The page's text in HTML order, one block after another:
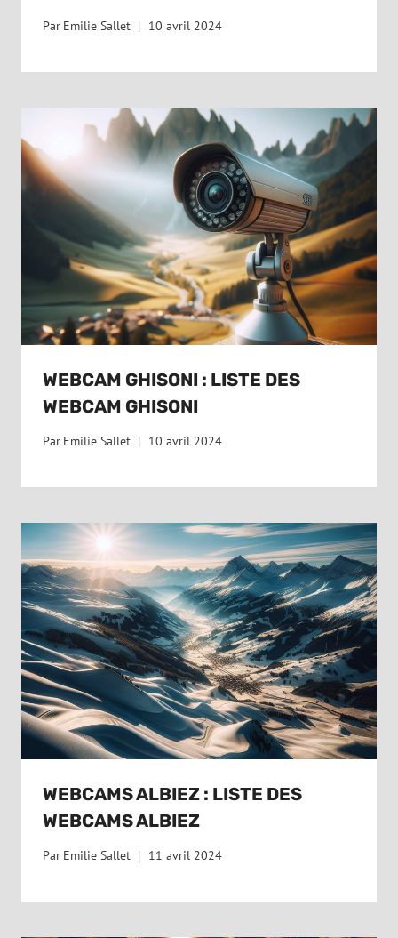
Par Emilie Sallet 10 avril 2024
WEBCAM GHISONI : LISTE DES
WEBCAM GHISONI
Par Emilie Sallet 10 avril 2024
WEBCAMS ALBIEZ : LISTE DES
WEBCAMS ALBIEZ
Par Emilie Sallet 11 avril 2024